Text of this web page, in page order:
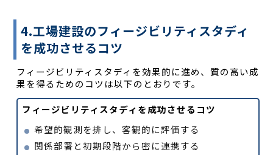
4.工場建設のフィージビリティスタディ
を成功させるコツ
フィージビリティスタディを効果的に進め、質の高い成
果を得るためのコツは以下のとおりです。
フィージビリティスタディを成功させるコツ
希望的観測を排し、客観的に評価する
関係部署と初期段階から密に連携する